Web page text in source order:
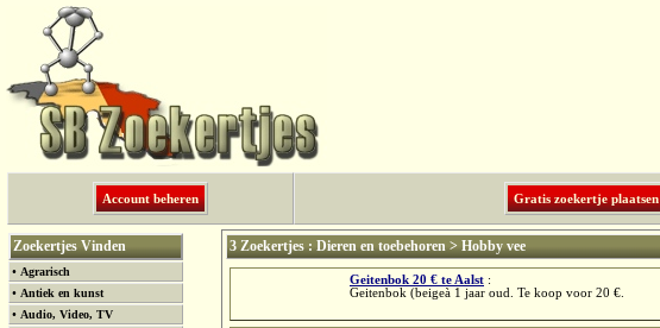
Account beheren Gratis zoekertje plaatsen
Zoekertjes Vinden
• Agrarisch
• Antiek en kunst
• Audio, Video, TV
3 Zoekertjes : Dieren en toebehoren > Hobby vee
Geitenbok 20 € te Aalst :
Geitenbok (beigeà 1 jaar oud. Te koop voor 20 €.